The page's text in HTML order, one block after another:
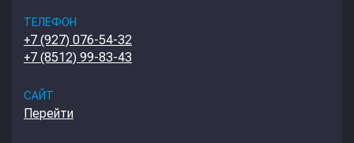
ТЕЛЕФОН
+7 (927) 076-54-32
+7 (8512) 99-83-43
САЙТ
Перейти